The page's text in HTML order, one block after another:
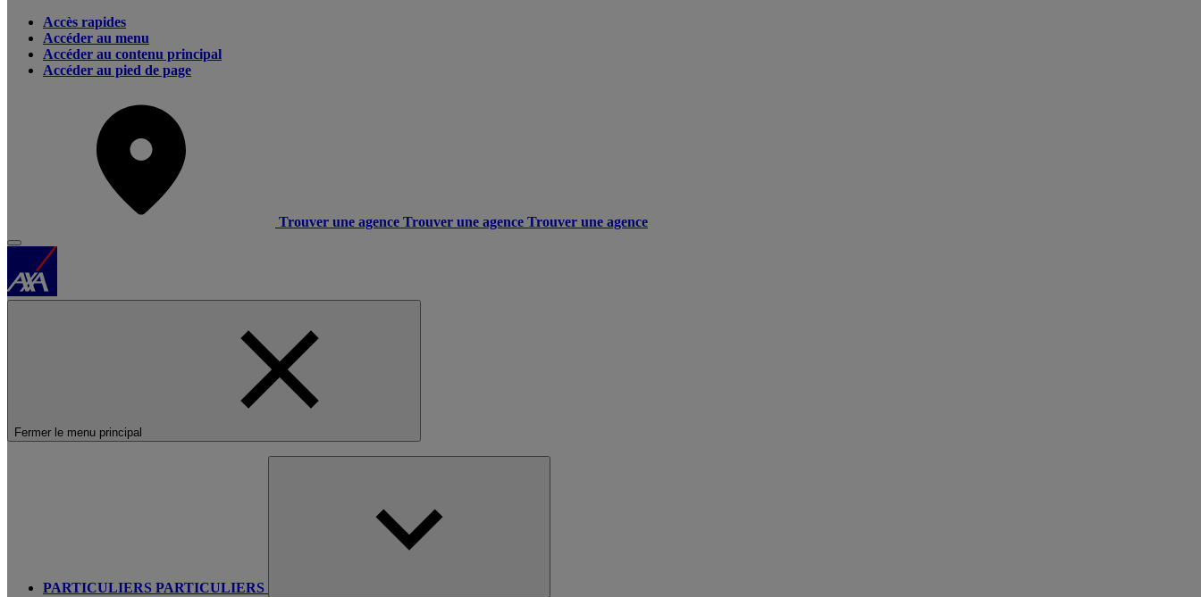
Accès rapides
Accéder au menu
Accéder au contenu principal
Accéder au pied de page
Trouver une agence Trouver une agence Trouver une agence
Fermer le menu principal
PARTICULIERS PARTICULIERS